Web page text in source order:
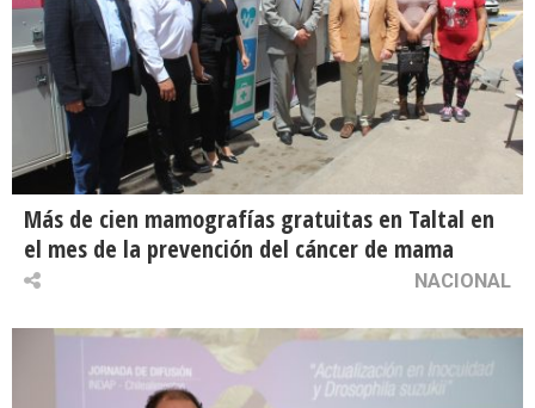
Más de cien mamografías gratuitas en Taltal en
el mes de la prevención del cáncer de mama
NACIONAL